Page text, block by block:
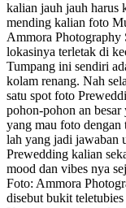
kalian jauh jauh harus
mending kalian foto
Ammora Photography
lokasinya terletak di
Tumpang ini sendiri
kolam renang. Nah
satu spot foto
pohon-pohon an
yang mau foto dengan
lah yang jadi jawaban
Prewedding kalian
mood dan vibes nya
Foto: Ammora
disebut bukit